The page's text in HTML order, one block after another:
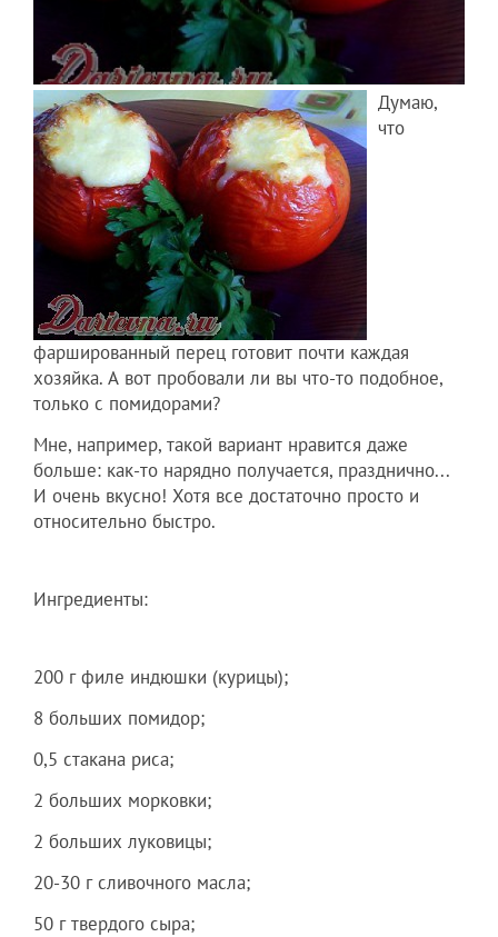
Думаю,
что
фаршированный перец готовит почти каждая
хозяйка. А вот пробовали ли вы что-то подобное,
только с помидорами?
Мне, например, такой вариант нравится даже
больше: как-то нарядно получается, празднично...
И очень вкусно! Хотя все достаточно просто и
относительно быстро.
Ингредиенты:
200 г филе индюшки (курицы);
8 больших помидор;
0,5 стакана риса;
2 больших морковки;
2 больших луковицы;
20-30 г сливочного масла;
50 г твердого сыра;